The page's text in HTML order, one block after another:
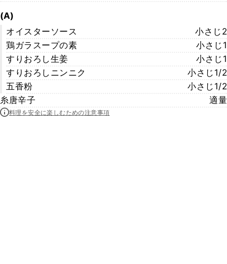
(A)
オイスターソース
小さじ2
鶏ガラスープの素
小さじ1
すりおろし生姜
小さじ1
すりおろしニンニク
小さじ1/2
五香粉
小さじ1/2
糸唐辛子
適量
料理を安全に楽しむための注意事項